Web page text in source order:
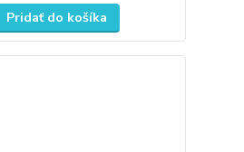
Pridať do košíka